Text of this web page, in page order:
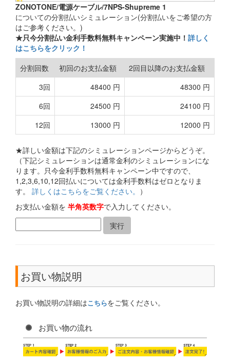
ZONOTONE/電源ケーブル/7NPS-Shupreme 1
についての分割払いシミュレーション(分割払いをご希望の方
はご参考ください。)
★只今分割払い金利手数料無料キャンペーン実施中！ 詳しく
はこちらをクリック！
分割回数
初回のお支払金額
2回目以降のお支払金額
3回
48400 円
48300 円
6回
24500 円
24100 円
12回
13000 円 12000 円
★詳しい金額は下記のシミュレーションページからどうぞ。
（下記シミュレーションは通常金利のシミュレーションにな
ります。只今金利手数料無料キャンペーン中ですので、
1,2,3,6,10,12回払いについては金利手数料はゼロとなりま
す。 詳しくはこちらをご覧ください。 ）
お支払い金額を 半角英数字で入力してください。
お買い物説明
お買い物説明の詳細はこちらをご覧ください。
お買い物の流れ